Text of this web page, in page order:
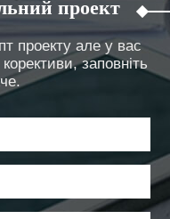
проект
проекту але у вас
заповніть